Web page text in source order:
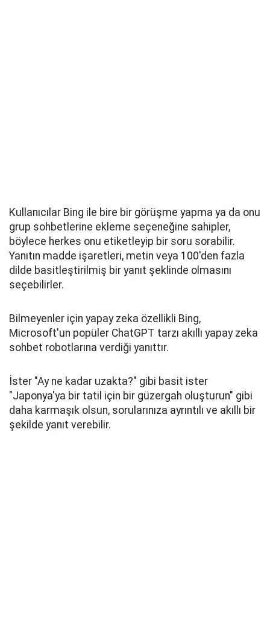
Kullanıcılar Bing ile bire bir görüşme yapma ya da onu
grup sohbetlerine ekleme seçeneğine sahipler,
böylece herkes onu etiketleyip bir soru sorabilir.
Yanıtın madde işaretleri, metin veya 100'den fazla
dilde basitleştirilmiş bir yanıt şeklinde olmasını
seçebilirler.
Bilmeyenler için yapay zeka özellikli Bing,
Microsoft'un popüler ChatGPT tarzı akıllı yapay zeka
sohbet robotlarına verdiği yanıttır.
İster "Ay ne kadar uzakta?" gibi basit ister
"Japonya'ya bir tatil için bir güzergah oluşturun" gibi
daha karmaşık olsun, sorularınıza ayrıntılı ve akıllı bir
şekilde yanıt verebilir.